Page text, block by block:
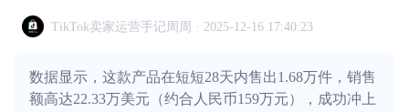
TikTok卖家运营手记周周 · 2025-12-16 17:40:23
数据显示，这款产品在短短28天内售出1.68万件，销售
额高达22.33万美元（约合人民币159万元），成功冲上